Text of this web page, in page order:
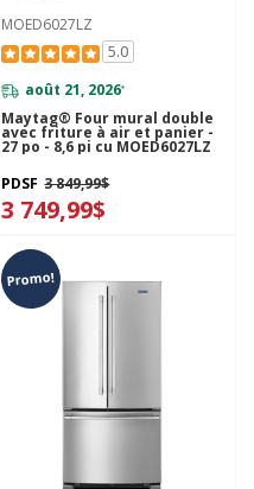
MOED6027LZ
5.0
août 21, 2026*
Maytag® Four mural double
avec friture à air et panier -
27 po - 8,6 pi cu MOED6027LZ
PDSF 3 849,99$
3 749,99$
Promo!